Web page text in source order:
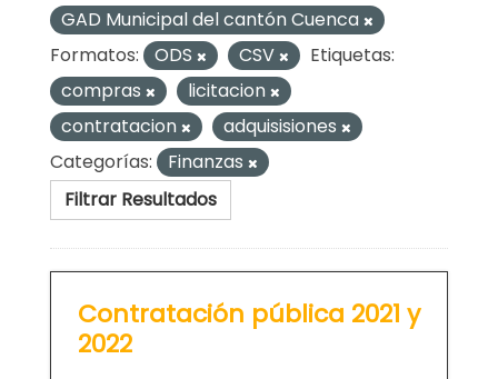
GAD Municipal del cantón Cuenca
Formatos:
ODS CSV
Etiquetas:
compras
licitacion
contratacion
adquisisiones
Categorías:
Finanzas
Filtrar Resultados
Contratación pública 2021 y
2022